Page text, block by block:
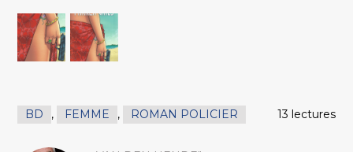
BD , FEMME , ROMAN POLICIER 13 lectures